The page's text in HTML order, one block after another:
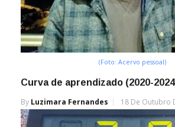
(Foto: Acervo pessoal)
Curva de aprendizado (2020-
By Luzimara Fernandes 18 De Outubro